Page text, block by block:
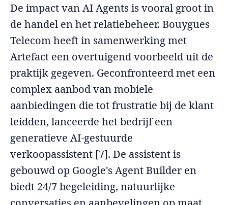
De impact van AI Agents is vooral groot in
de handel en het relatiebeheer. Bouygues
Telecom heeft in samenwerking met
Artefact een overtuigend voorbeeld uit de
praktijk gegeven. Geconfronteerd met een
complex aanbod van mobiele
aanbiedingen die tot frustratie bij de klant
leidden, lanceerde het bedrijf een
generatieve AI-gestuurde
verkoopassistent [7]. De assistent is
gebouwd op Google's Agent Builder en
biedt 24/7 begeleiding, natuurlijke